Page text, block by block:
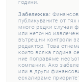
години.
Забележка:
публикуваните от
много редки случаи
или неточно
вътрешни контроли
редактор. Това
които всяка година
ние поправяме
компании. Ако
или в други
ескалираме